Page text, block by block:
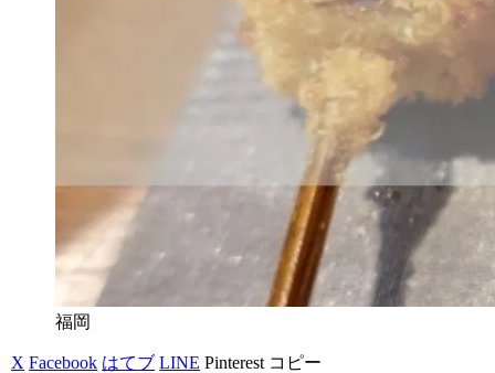
福岡
X Facebook はてブ LINE Pinterest コピー